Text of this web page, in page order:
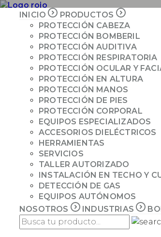
INICIO
PRODUCTOS
NOSOTROS
INDUSTRIAS
COTIZAR
PRODUCTOS
PROMOCIONES
INICIO
PRODUCTOS
PROTECCIÓN CABEZA
PROTECCIÓN BOMBERIL
PROTECCIÓN AUDITIVA
PROTECCIÓN RESPIRATORIA
PROTECCIÓN OCULAR Y
PROTECCIÓN EN ALTURA
PROTECCIÓN MANOS
PROTECCIÓN DE PIES
PROTECCIÓN CORPORAL
EQUIPOS ESPECIALIZADOS
ACCESORIOS DIELÉCTRICOS
HERRAMIENTAS
SERVICIOS
TALLER AUTORIZADO
INSTALACIÓN EN TECHO Y
DETECCIÓN DE GAS
EQUIPOS AUTÓNOMOS
NOSOTROS
INDUSTRIAS